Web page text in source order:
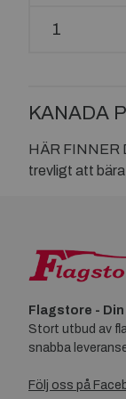
KANADA
HÄR FINNER
trevligt att
Flagstore -
Stort utbud av
snabba
Följ oss på